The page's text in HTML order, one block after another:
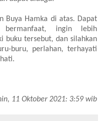
Buya Hamka di atas. Dapat
ingin lebih
buku tersebut, dan silahkan
buru, perlahan, terhayati
11 Oktober 2021: 3:59 wib